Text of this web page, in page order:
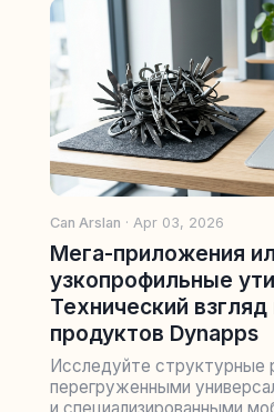
Can Arslan · Apr 03, 2026
Мега-приложения
узкопрофильные
Технический
продуктов Dynapps
Исследуйте структурные
перегруженными